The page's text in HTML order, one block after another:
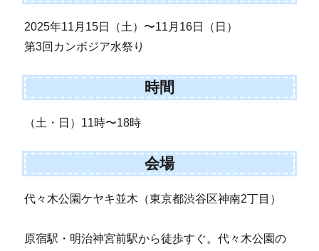
2025年11月15日（土）〜11月16日（日）
第3回カンボジア水祭り
時間
（土・日）11時〜18時
会場
代々木公園ケヤキ並木（東京都渋谷区神南2丁目）
原宿駅・明治神宮前駅から徒歩すぐ。代々木公園の